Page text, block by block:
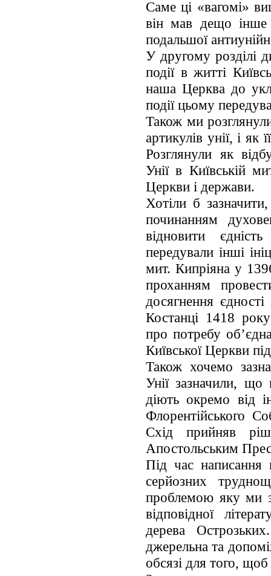
Саме ці «вагомі»
він мав дещо інше
подальшої
У другому розділі
події в житті
наша Церква до
події цьому
Також ми
артикулів унії, і як
Розглянули як
Унії в Київській
Церкви і держави.
Хотіли б
починанням
відновити
передували інші
мит. Кипріяна у
проханням
досягнення
Костанці 1418
про потребу
Київської Церкви
Також хочемо
Унії зазначили, що
діють окремо від
Флорентійського
Схід прийняв
Апостольським
Під час написання
серйозних
проблемою яку ми
відповідної
дерева
джерельна та
обсязі для того,